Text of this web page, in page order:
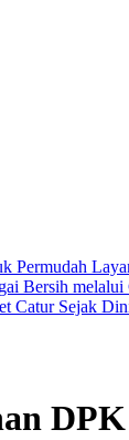
Permudah
Bersih
Catur Sejak